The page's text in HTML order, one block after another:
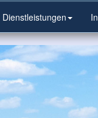
Dienstleistungen